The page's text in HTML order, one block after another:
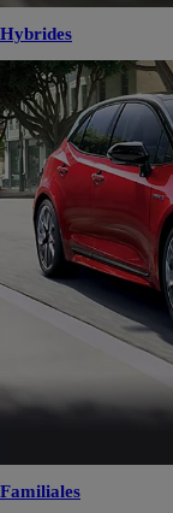
Hybrides
Familiales